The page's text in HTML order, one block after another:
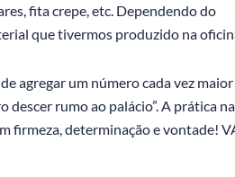
fita crepe, etc. Dependendo do
que tivermos produzido na
agregar um número cada vez
rumo ao palácio”. A prática
firmeza, determinação e vontade!